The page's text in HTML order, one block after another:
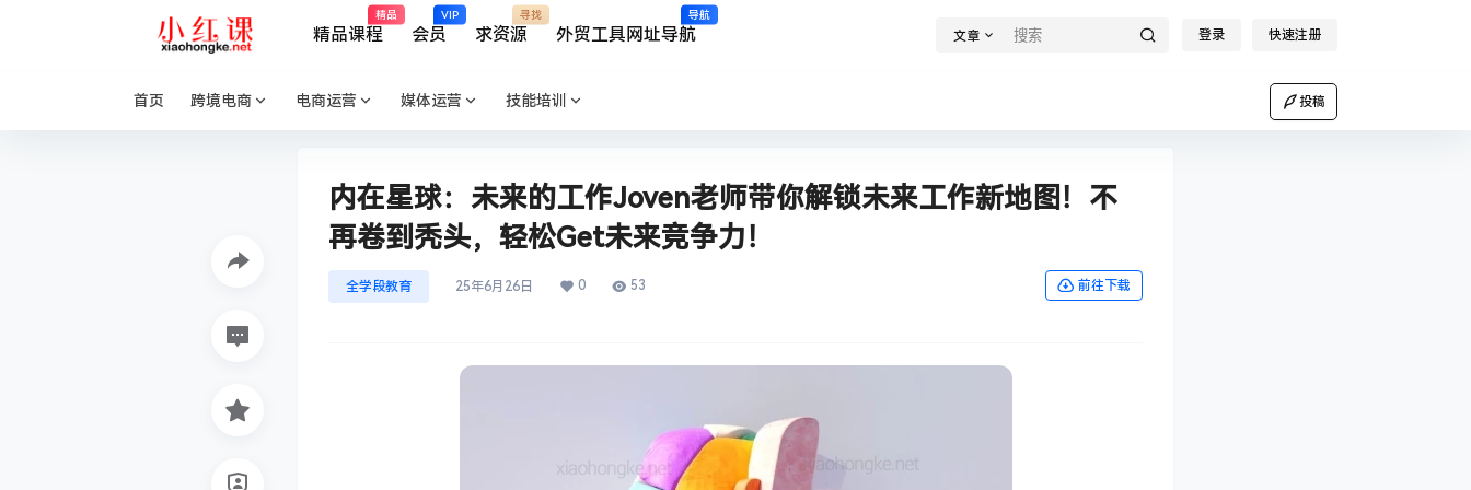
精品课程
精品
会员
VIP
求资源
寻找
外贸工具网址导航
导航
文章 登录 快速注册
首页 跨境电商 电商运营 媒体运营 技能培训 投稿
内在星球：未来的工作Joven老师带你解锁未来工作新地图！不
再卷到秃头，轻松Get未来竞争力！​
全学段教育 25年6月26日 0 53 前往下载